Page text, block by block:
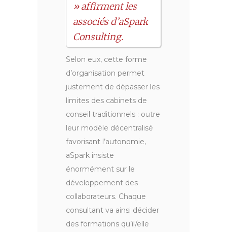
» affirment les
associés d’aSpark
Consulting.
Selon eux, cette forme
d’organisation permet
justement de dépasser les
limites des cabinets de
conseil traditionnels : outre
leur modèle décentralisé
favorisant l’autonomie,
aSpark insiste
énormément sur le
développement des
collaborateurs. Chaque
consultant va ainsi décider
des formations qu’il/elle